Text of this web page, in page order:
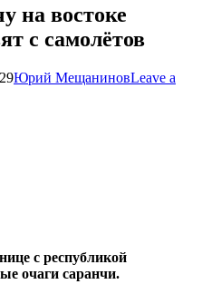
на востоке
с самолётов
Юрий МещаниновLeave a
с республикой
очаги саранчи.